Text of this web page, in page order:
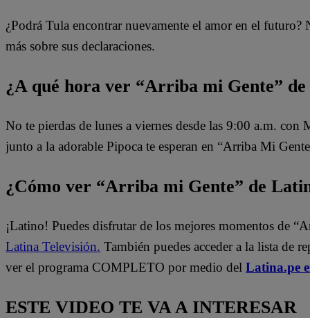
¿Podrá Tula encontrar nuevamente el amor en el futuro?
más sobre sus declaraciones.
¿A qué hora ver “Arriba mi Gente”
No te pierdas de lunes a viernes desde las 9:00 a.m.
junto a la adorable Pipoca te esperan en “Arriba Mi
¿Cómo ver “Arriba mi Gente” de
¡Latino! Puedes disfrutar de los mejores momentos de
Latina Televisión. También puedes acceder a la lista de
ver el programa COMPLETO por medio del Latina.pe
ESTE VIDEO TE VA A INTERESAR